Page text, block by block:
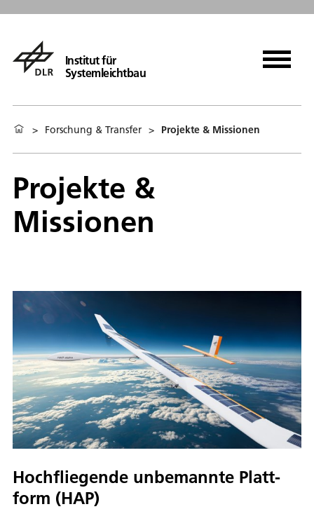
Institut für
Systemleichtbau
> Forschung & Transfer > Projekte & Missionen
Projekte &
Missionen
Hoch­flie­gen­de un­be­mann­te Platt­
form (HAP)